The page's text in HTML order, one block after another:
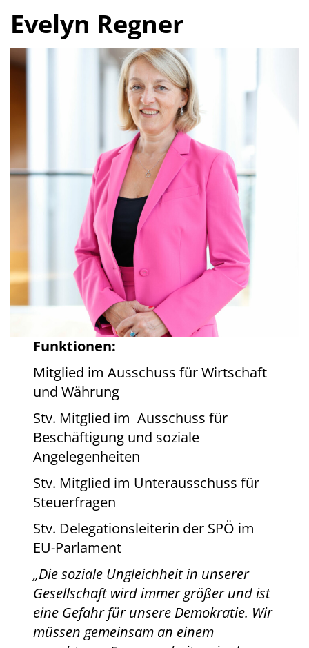
Evelyn Regner
Funktionen:
Mitglied im Ausschuss für Wirtschaft
und Währung
Stv. Mitglied im Ausschuss für
Beschäftigung und soziale
Angelegenheiten
Stv. Mitglied im Unterausschuss für
Steuerfragen
Stv. Delegationsleiterin der SPÖ im
EU-Parlament
„Die soziale Ungleichheit in unserer
Gesellschaft wird immer größer und ist
eine Gefahr für unsere Demokratie. Wir
müssen gemeinsam an einem